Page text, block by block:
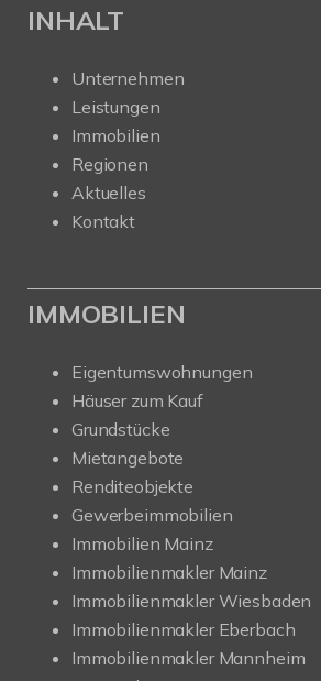
INHALT
Unternehmen
Leistungen
Immobilien
Regionen
Aktuelles
Kontakt
IMMOBILIEN
Eigentumswohnungen
Häuser zum Kauf
Grundstücke
Mietangebote
Renditeobjekte
Gewerbeimmobilien
Immobilien Mainz
Immobilienmakler Mainz
Immobilienmakler Wiesbaden
Immobilienmakler Eberbach
Immobilienmakler Mannheim